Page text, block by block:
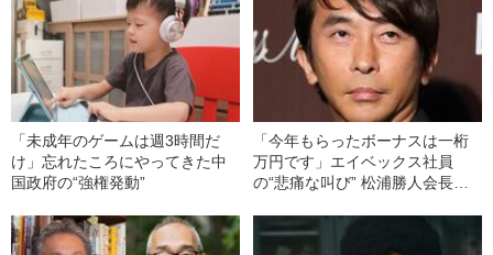
「未成年のゲームは週3時間だ
け」忘れたころにやってきた中
国政府の“強権発動”
「今年もらったボーナスは一桁
万円です」エイベックス社員
の“悲痛な叫び” 松浦勝人会長
で生回答》